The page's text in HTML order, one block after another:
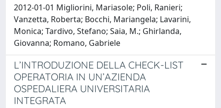
2012-01-01 Migliorini, Mariasole; Poli, Ranieri;
Vanzetta, Roberta; Bocchi, Mariangela; Lavarini,
Monica; Tardivo, Stefano; Saia, M.; Ghirlanda,
Giovanna; Romano, Gabriele
L’INTRODUZIONE DELLA CHECK-LIST
OPERATORIA IN UN’AZIENDA
OSPEDALIERA UNIVERSITARIA
INTEGRATA